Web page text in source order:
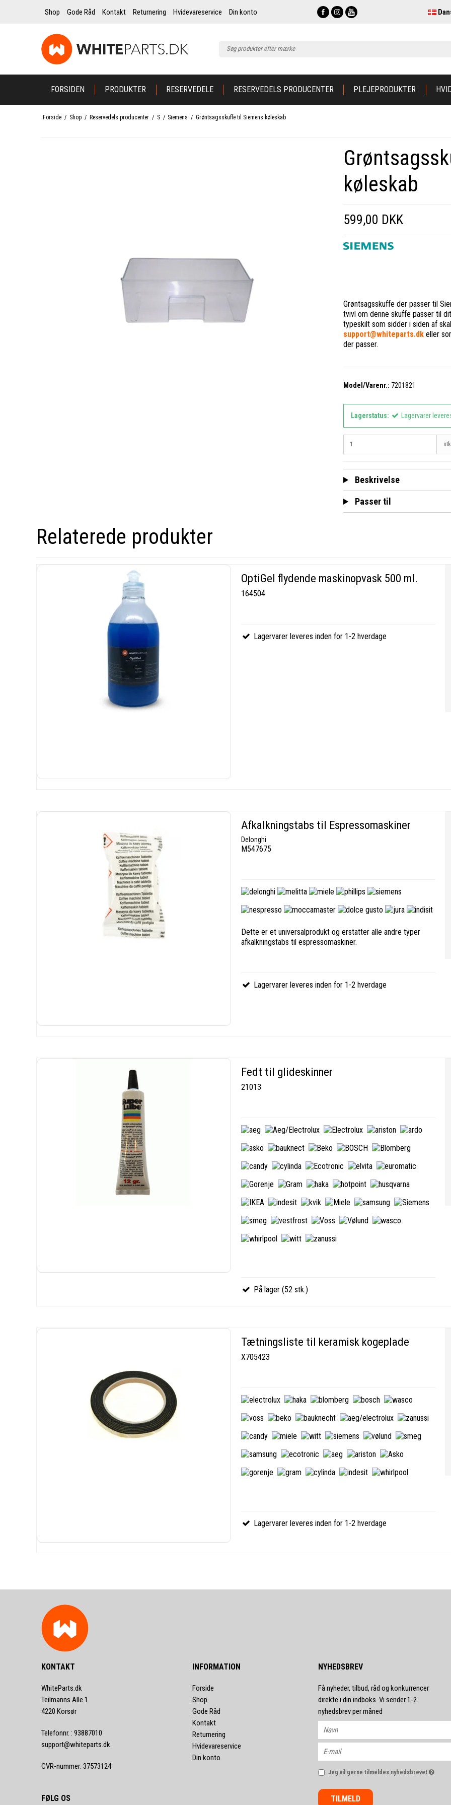
Shop Gode Råd Kontakt Returnering Hvidevareservice Din konto
FORSIDEN PRODUKTER RESERVEDELE RESERVEDELS PRODUCENTER PLEJEPRODUKTER
Forside / Shop / Reservedels producenter / S / Siemens / Grøntsagsskuffe til Siemens køleskab
køleskab
599,00 DKK
Grøntsagsskuffe der passer til
tvivl om denne skuffe passer til
typeskilt som sidder i siden af
support@whiteparts.dk eller
der passer.
Model/Varenr.: 7201821
Lagerstatus: Lagervarer
Beskrivelse
Passer til
Relaterede produkter
OptiGel flydende maskinopvask 500 ml.
164504
Lagervarer leveres inden for 1-2 hverdage
Afkalkningstabs til Espressomaskiner
Delonghi
M547675
Dette er et universalprodukt og erstatter alle andre typer
afkalkningstabs til espressomaskiner.
Lagervarer leveres inden for 1-2 hverdage
Fedt til glideskinner
21013
På lager (52 stk.)
Tætningsliste til keramisk kogeplade
X705423
Lagervarer leveres inden for 1-2 hverdage
KONTAKT
WhiteParts.dk
Teilmanns Alle 1
4220 Korsør
Telefonnr. : 93887010
support@whiteparts.dk
CVR-nummer: 37573124
FØLG OS
INFORMATION
Forside
Shop
Gode Råd
Kontakt
Returnering
Hvidevareservice
Din konto
NYHEDSBREV
Få nyheder, tilbud, råd og konkurrencer
direkte i din indboks. Vi sender 1-2
nyhedsbrev per måned
Jeg vil gerne tilmeldes nyhedsbrevet
TILMELD